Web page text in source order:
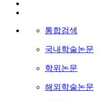
통합검색
국내학술논문
학위논문
해외학술논문